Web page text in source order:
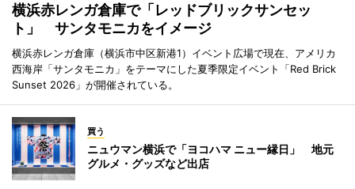
横浜赤レンガ倉庫で「レッドブリックサンセッ
ト」 サンタモニカをイメージ
横浜赤レンガ倉庫（横浜市中区新港1）イベント広場で現在、アメリカ
西海岸「サンタモニカ」をテーマにした夏季限定イベント「Red Brick
Sunset 2026」が開催されている。
買う
ニュウマン横浜で「ヨコハマ ニュー縁日」 地元
グルメ・グッズなど出店